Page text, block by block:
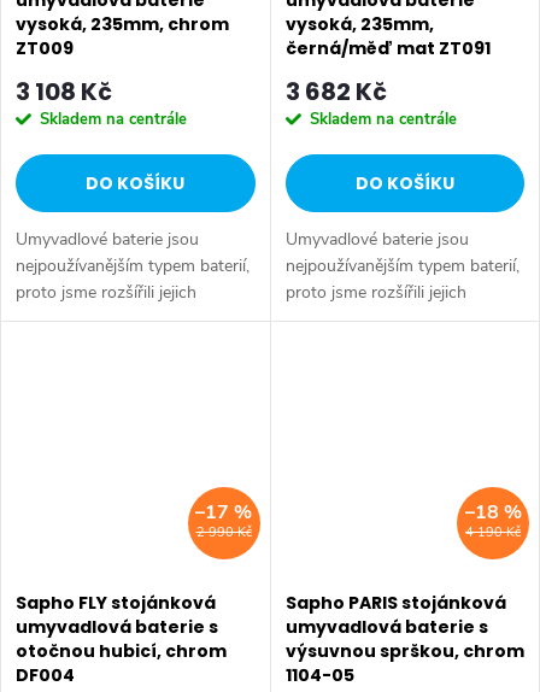
vysoká, 235mm, chrom
ZT009
3 108 Kč
Skladem na centrále
DO KOŠÍKU
Umyvadlové baterie jsou
nejpoužívanějším typem baterií,
proto jsme rozšířili jejich
nabídku. Lze je kombinovat s
vysoká, 235mm,
černá/měď mat ZT091
3 682 Kč
Skladem na centrále
DO KOŠÍKU
Umyvadlové baterie jsou
nejpoužívanějším typem baterií,
proto jsme rozšířili jejich
nabídku. Lze je kombinovat s
2 990 Kč
–17 %
Sapho FLY stojánková
umyvadlová baterie s
otočnou hubicí, chrom
DF004
4 190 Kč
–18 %
Sapho PARIS stojánková
umyvadlová baterie s
výsuvnou sprškou, chrom
1104-05